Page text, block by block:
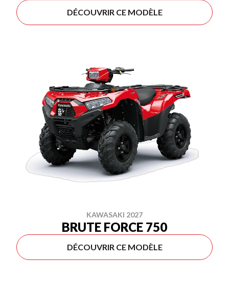
DÉCOUVRIR CE MODÈLE
KAWASAKI 2027
BRUTE FORCE 750
DÉCOUVRIR CE MODÈLE